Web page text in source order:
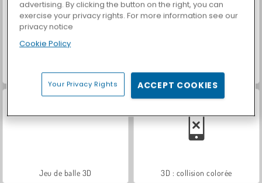
Collision colorée en 3D Paper.io 2
Jeu de balle 3D 3D : collision colorée
advertising. By clicking the button on the right, you can
exercise your privacy rights. For more information see our
privacy notice
Cookie Policy
Your Privacy Rights ACCEPT COOKIES